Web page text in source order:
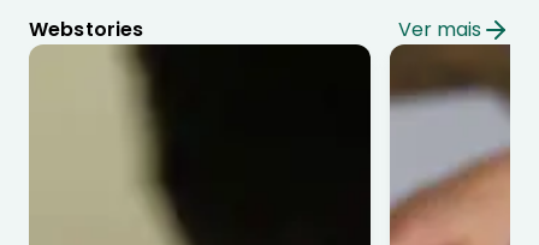
Webstories Ver mais